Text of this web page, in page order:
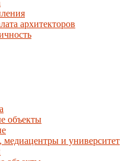
архитекторов
объекты
и университет